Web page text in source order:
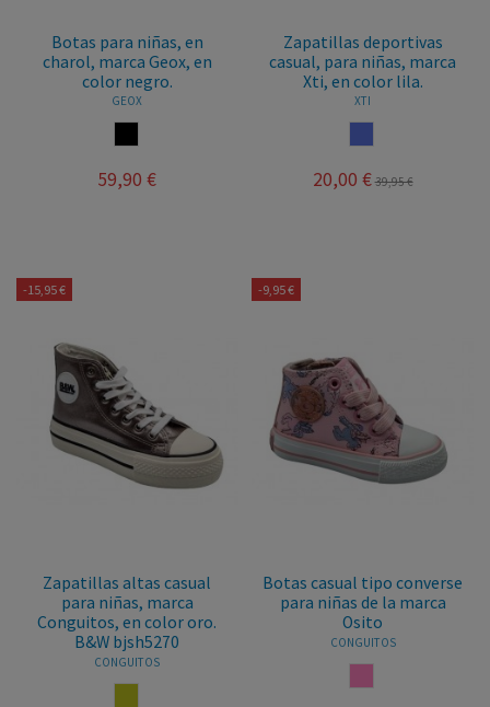
Botas para niñas, en
charol, marca Geox, en
color negro.
GEOX
59,90 €
Zapatillas deportivas
casual, para niñas, marca
Xti, en color lila.
XTI
20,00 € 39,95 €
-15,95 €
Zapatillas altas casual
para niñas, marca
Conguitos, en color oro.
B&W bjsh5270
CONGUITOS
-9,95 €
Botas casual tipo converse
para niñas de la marca
Osito
CONGUITOS